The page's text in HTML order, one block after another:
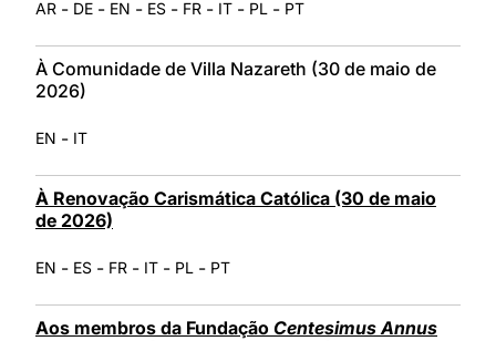
AR - DE - EN - ES - FR - IT - PL - PT
À Comunidade de Villa Nazareth (30 de maio de
2026)
EN - IT
À Renovação Carismática Católica (30 de maio
de 2026)
EN - ES - FR - IT - PL - PT
Aos membros da Fundação Centesimus Annus